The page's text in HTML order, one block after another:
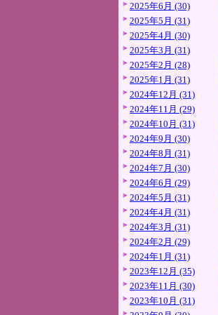
2025年6月 (30)
2025年5月 (31)
2025年4月 (30)
2025年3月 (31)
2025年2月 (28)
2025年1月 (31)
2024年12月 (31)
2024年11月 (29)
2024年10月 (31)
2024年9月 (30)
2024年8月 (31)
2024年7月 (30)
2024年6月 (29)
2024年5月 (31)
2024年4月 (31)
2024年3月 (31)
2024年2月 (29)
2024年1月 (31)
2023年12月 (35)
2023年11月 (30)
2023年10月 (31)